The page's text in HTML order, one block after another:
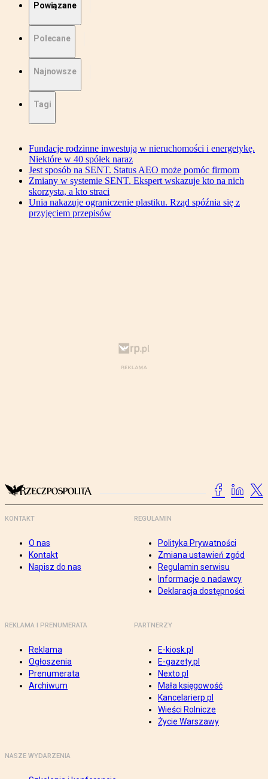
Powiązane
Polecane
Najnowsze
Tagi
Fundacje rodzinne inwestują w nieruchomości i energetykę.
Niektóre w 40 spółek naraz
Jest sposób na SENT. Status AEO może pomóc firmom
Zmiany w systemie SENT. Ekspert wskazuje kto na nich
skorzysta, a kto straci
Unia nakazuje ograniczenie plastiku. Rząd spóźnia się z
przyjęciem przepisów
KONTAKT
O nas
Kontakt
Napisz do nas
REGULAMIN
Polityka Prywatności
Zmiana ustawień zgód
Regulamin serwisu
Informacje o nadawcy
Deklaracja dostępności
REKLAMA I PRENUMERATA
Reklama
Ogłoszenia
Prenumerata
Archiwum
PARTNERZY
E-kiosk.pl
E-gazety.pl
Nexto.pl
Mała księgowość
Kancelarierp.pl
Wieści Rolnicze
Życie Warszawy
NASZE WYDARZENIA